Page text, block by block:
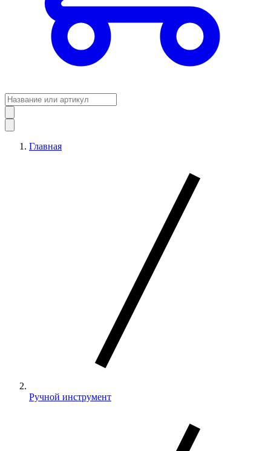
Главная
Ручной инструмент